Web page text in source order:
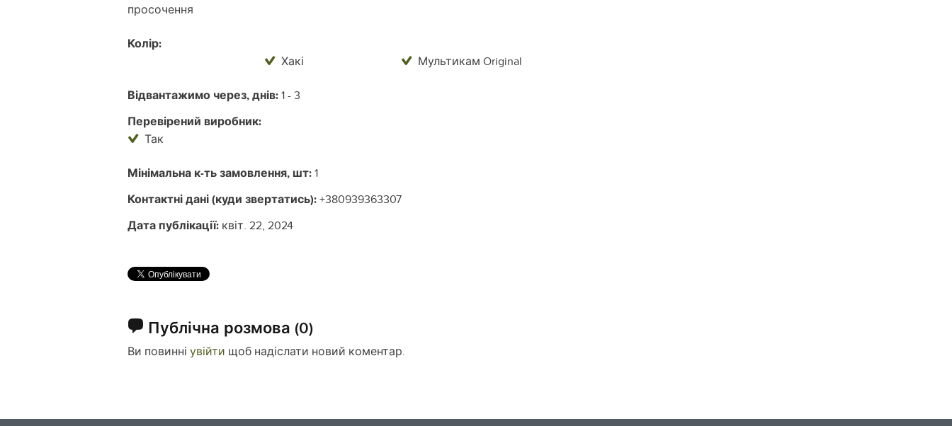
просочення
Колір:
Хакі Мультикам Original
Відвантажимо через, днів:1 - 3
Перевірений виробник:
Так
Мінімальна к-ть замовлення, шт:1
Контактні дані (куди звертатись):+380939363307
Дата публікації: квіт. 22, 2024
Публічна розмова (0)
Ви повинні увійти щоб надіслати новий коментар.